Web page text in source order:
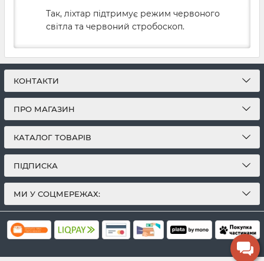
Так, ліхтар підтримує режим червоного
світла та червоний стробоскоп.
КОНТАКТИ
ПРО МАГАЗИН
КАТАЛОГ ТОВАРІВ
ПІДПИСКА
МИ У СОЦМЕРЕЖАХ: